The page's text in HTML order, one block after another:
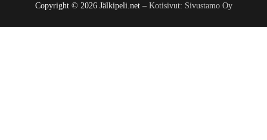
Copyright © 2026 Jälkipeli.net – Kotisivut: Sivustamo Oy